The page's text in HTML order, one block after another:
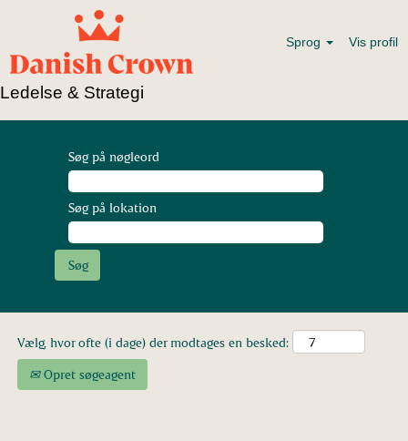
Sprog Vis profil
Ledelse & Strategi
Søg på nøgleord
Søg på lokation
Vælg, hvor ofte (i dage) der modtages en besked:
Opret søgeagent